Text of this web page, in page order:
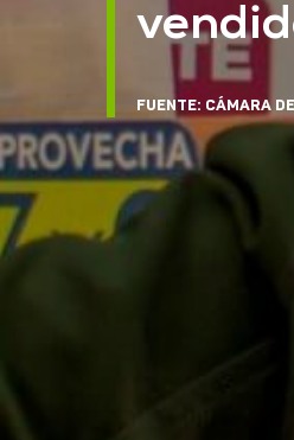
FUENTE: CÁMARA